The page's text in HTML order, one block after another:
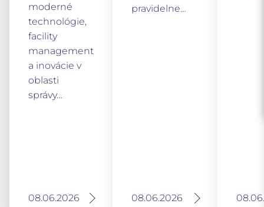
moderné
technológie,
facility
management
a inovácie v
oblasti
správy…
08.06.2026
pravidelne…
08.06.2026